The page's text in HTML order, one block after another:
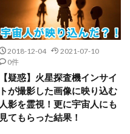
2018-12-04
2021-07-10
0件
【疑惑】火星探査機インサイ
トが撮影した画像に映り込む
人影を霊視！更に宇宙人にも
見てもらった結果！